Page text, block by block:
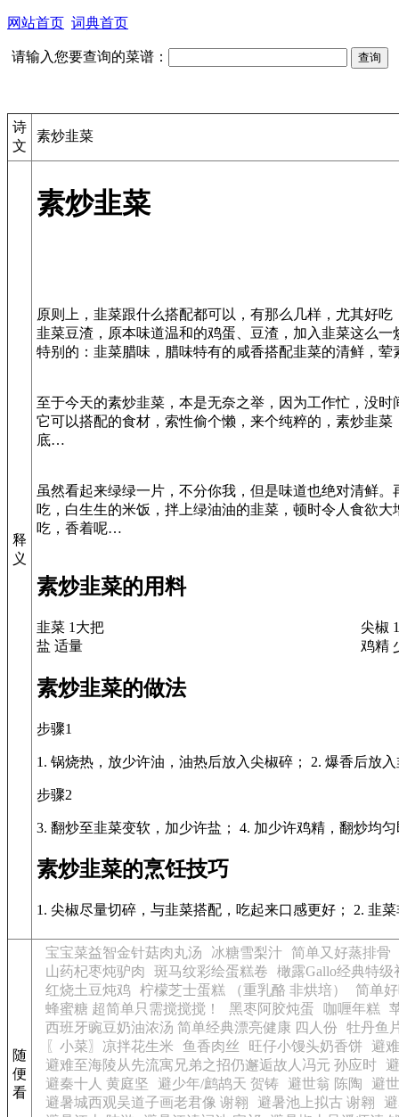
网站首页 词典首页
请输入您要查询的菜谱：
诗
文
素炒韭菜
释
义
素炒韭菜
原则上，韭菜跟什么搭配都可以，有那么几样，尤其好
韭菜豆渣，原本味道温和的鸡蛋、豆渣，加入韭菜这么
特别的：韭菜腊味，腊味特有的咸香搭配韭菜的清鲜，
至于今天的素炒韭菜，本是无奈之举，因为工作忙，没
它可以搭配的食材，索性偷个懒，来个纯粹的，素炒韭
底…
虽然看起来绿绿一片，不分你我，但是味道也绝对清鲜
吃，白生生的米饭，拌上绿油油的韭菜，顿时令人食欲
吃，香着呢…
素炒韭菜的用料
韭菜 1大把
尖椒
盐 适量
鸡精
素炒韭菜的做法
步骤1
1. 锅烧热，放少许油，油热后放入尖椒碎； 2. 爆香后放
步骤2
3. 翻炒至韭菜变软，加少许盐； 4. 加少许鸡精，翻炒均
素炒韭菜的烹饪技巧
1. 尖椒尽量切碎，与韭菜搭配，吃起来口感更好； 2. 韭
随
便
看
宝宝菜益智金针菇肉丸汤 冰糖雪梨汁
简单又好蒸排骨
山药杞枣炖驴肉
斑马纹彩绘蛋糕卷
橄露Gallo经典特
红烧土豆炖鸡 柠檬芝士蛋糕 （重乳酪 非烘培）
简单
蜂蜜糖 超简单只需搅搅搅！
黑枣阿胶炖蛋 咖喱年糕
西班牙豌豆奶油浓汤 简单经典漂亮健康 四人份
牡丹鱼
〖小菜〗凉拌花生米
鱼香肉丝 旺仔小馒头奶香饼
避
避难至海陵从先流寓兄弟之招仍邂逅故人冯元 孙应时
避秦十人 黄庭坚
避少年/鹧鸪天 贺铸 避世翁 陈陶
避
避暑城西观吴道子画老君像 谢翱
避暑池上拟古 谢翱